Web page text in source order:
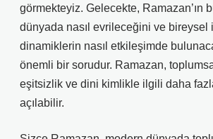
görmekteyiz. Gelecekte, Ramazan’ın
dünyada nasıl evrileceğini ve bireysel
dinamiklerin nasıl etkileşimde
önemli bir sorudur. Ramazan,
eşitsizlik ve dini kimlikle ilgili daha
açılabilir.